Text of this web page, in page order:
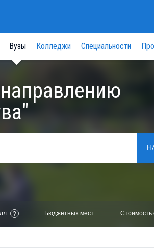
Вузы Колледжи Специальности
? Бюджетных мест Стоимость